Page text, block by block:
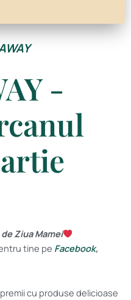
-
de Ziua Mamei
tine pe Facebook,
cu produse delicioase